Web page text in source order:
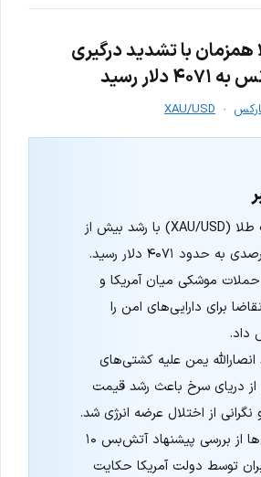
با تشدید درگیری
رسید
XAU/USD
قیمت طلا (XAU/USD) با رشد بیش از
حملات موشکی میان آمریکا و
برای دارایی‌های امن را
داد.
انصارالله یمن علیه کشتی‌های
از دریای سرخ باعث رشد قیمت
از اختلال عرضه انرژی شد.
گزارش‌ها از بررسی پیشنهاد آتش‌بس ۱۰
توسط دولت آمریکا حکایت